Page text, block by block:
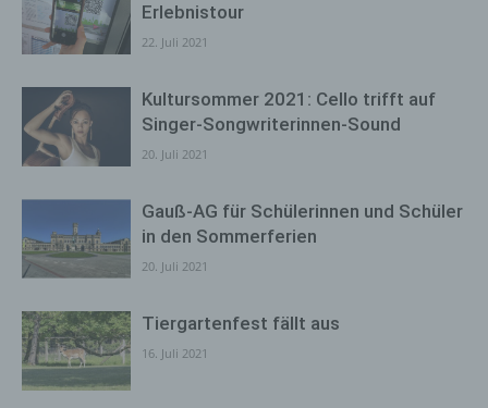
Erlebnistour
22. Juli 2021
Kultursommer 2021: Cello trifft auf
Singer-Songwriterinnen-Sound
20. Juli 2021
Gauß-AG für Schülerinnen und Schüler
in den Sommerferien
20. Juli 2021
Tiergartenfest fällt aus
16. Juli 2021